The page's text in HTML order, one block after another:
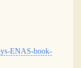
ENAS-book-